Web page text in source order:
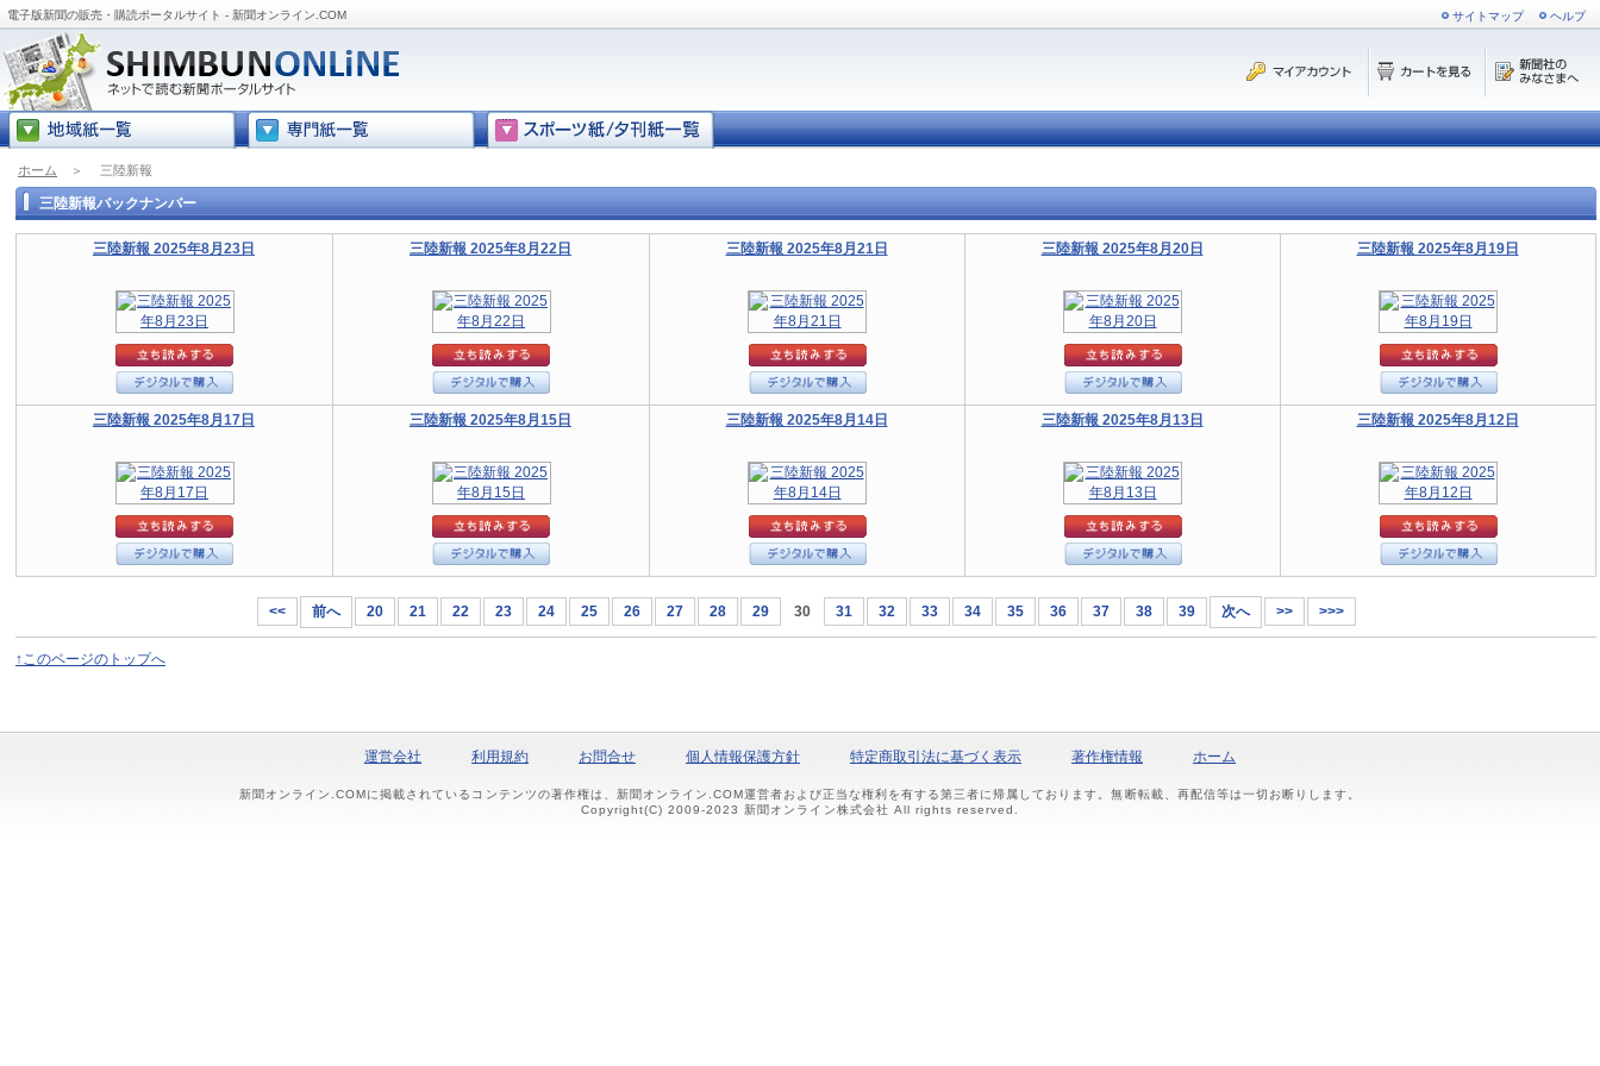
電子版新聞の販売・購読ポータルサイト - 新聞オンライン.COM サイトマップ ヘルプ
ホーム ＞ 三陸新報
三陸新報バックナンバー
三陸新報 2025年8月23日 三陸新報 2025年8月22日 三陸新報 2025年8月21日 三陸新報 2025年8月20日 三陸新報 2025年8月19日
三陸新報 2025年8月17日 三陸新報 2025年8月15日 三陸新報 2025年8月14日 三陸新報 2025年8月13日 三陸新報 2025年8月12日
<< 前へ 20 21 22 23 24 25 26 27 28 29 30 31 32 33 34 35 36 37 38 39 次へ >> >>>
↑このページのトップへ
運営会社 利用規約 お問合せ 個人情報保護方針 特定商取引法に基づく表示 著作権情報 ホーム
新聞オンライン.COMに掲載されているコンテンツの著作権は、新聞オンライン.COM運営者および正当な権利を有する第三者に帰属しております。無断転載、再配信等は一切お断りします。
Copyright(C) 2009-2023 新聞オンライン株式会社 All rights reserved.